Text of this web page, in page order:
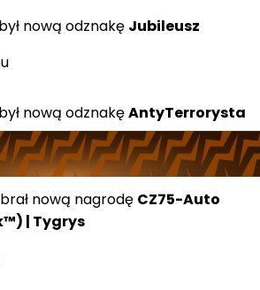
nową odznakę Jubileusz
nową odznakęAntyTerrorysta
nową nagrodę CZ75-Auto
| Tygrys